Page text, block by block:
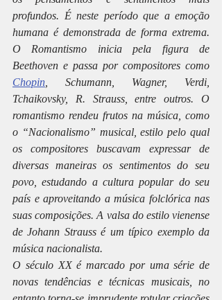
profundos. É neste período que a emoção
humana é demonstrada de forma extrema.
O Romantismo inicia pela figura de
Chopin , Schumann, Wagner, Verdi,
Tchaikovsky, R. Strauss, entre outros. O
romantismo rendeu frutos na música, como
o “Nacionalismo” musical, estilo pelo qual
os compositores buscavam expressar de
diversas maneiras os sentimentos do seu
povo, estudando a cultura popular do seu
país e aproveitando a música folclórica nas
suas composições. A valsa do estilo vienense
de Johann Strauss é um típico exemplo da
música nacionalista.
O século XX é marcado por uma série de
novas tendências e técnicas musicais, no